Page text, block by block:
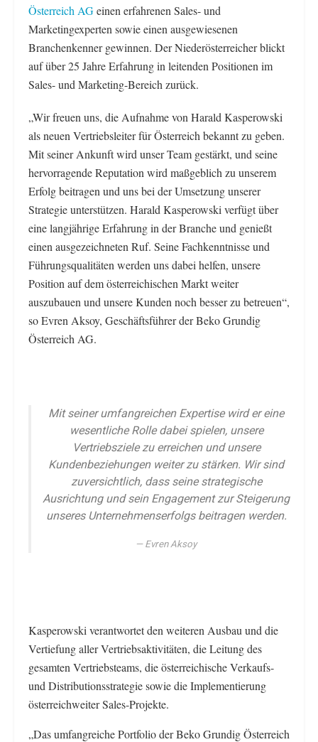
Österreich AGeinen erfahrenen Sales- und
Marketingexperten sowie einen ausgewiesenen
Branchenkenner gewinnen. Der Niederösterreicher blickt
auf über 25 Jahre Erfahrung in leitenden Positionen im
Sales- und Marketing-Bereich zurück.
„Wir freuen uns, die Aufnahme von Harald Kasperowski
als neuen Vertriebsleiter für Österreich bekannt zu geben.
Mit seiner Ankunft wird unser Team gestärkt, und seine
hervorragende Reputation wird maßgeblich zu unserem
Erfolg beitragen und uns bei der Umsetzung unserer
Strategie unterstützen. Harald Kasperowski verfügt über
eine langjährige Erfahrung in der Branche und genießt
einen ausgezeichneten Ruf. Seine Fachkenntnisse und
Führungsqualitäten werden uns dabei helfen, unsere
Position auf dem österreichischen Markt weiter
auszubauen und unsere Kunden noch besser zu betreuen“,
so Evren Aksoy, Geschäftsführer der Beko Grundig
Österreich AG.
Mit seiner umfangreichen Expertise wird er eine
wesentliche Rolle dabei spielen, unsere
Vertriebsziele zu erreichen und unsere
Kundenbeziehungen weiter zu stärken. Wir sind
zuversichtlich, dass seine strategische
Ausrichtung und sein Engagement zur Steigerung
unseres Unternehmenserfolgs beitragen werden.
Evren Aksoy
Kasperowski verantwortet den weiteren Ausbau und die
Vertiefung aller Vertriebsaktivitäten, die Leitung des
gesamten Vertriebsteams, die österreichische Verkaufs-
und Distributionsstrategie sowie die Implementierung
österreichweiter Sales-Projekte.
„Das umfangreiche Portfolio der Beko Grundig Österreich